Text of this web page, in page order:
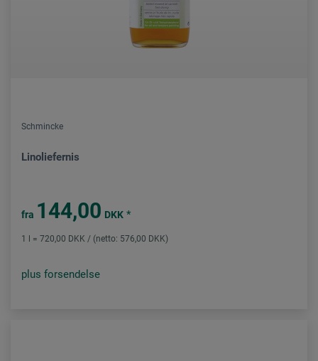
Schmincke
Linoliefernis
fra 144,00 DKK *
1 l = 720,00 DKK / (netto: 576,00 DKK)
plus forsendelse